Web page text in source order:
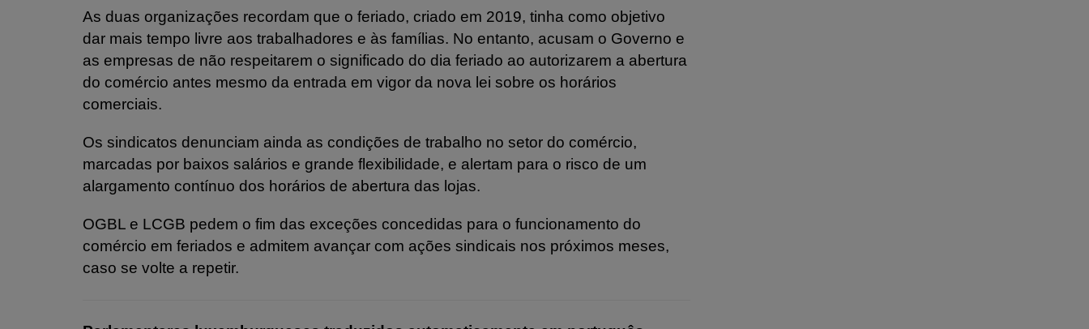
As duas organizações recordam que o feriado, criado em 2019, tinha como objetivo
dar mais tempo livre aos trabalhadores e às famílias. No entanto, acusam o Governo e
as empresas de não respeitarem o significado do dia feriado ao autorizarem a abertura
do comércio antes mesmo da entrada em vigor da nova lei sobre os horários
comerciais.
Os sindicatos denunciam ainda as condições de trabalho no setor do comércio,
marcadas por baixos salários e grande flexibilidade, e alertam para o risco de um
alargamento contínuo dos horários de abertura das lojas.
OGBL e LCGB pedem o fim das exceções concedidas para o funcionamento do
comércio em feriados e admitem avançar com ações sindicais nos próximos meses,
caso se volte a repetir.